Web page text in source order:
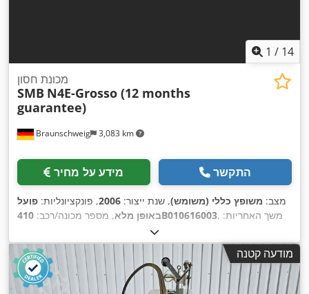
1 / 14
Braunschweig 3,083 km
מכונת חסון
SMB N4E-Grosso (12 months
guarantee)
מידע על מחיר התקשר
מצב: משופץ כללי (משומש), שנת ייצור: 2006, פונקציונליות: פועל
באופן מלא, מספר מכונה/רכב: 410B010616003 , משך האחריות:
, גובה המסגרת:600 מ"מ
ציוד:תיעוד / מדריך ,
מודעה קטנה